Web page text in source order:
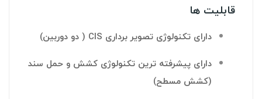
قابلیت ها
دارای تکنولوژی تصویر برداری CIS ( دو دوربین)
دارای پیشرفته ترین تکنولوژی کشش و حمل سند
(کشش مسطح)